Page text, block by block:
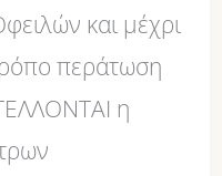
και μέχρι
περάτωση
η